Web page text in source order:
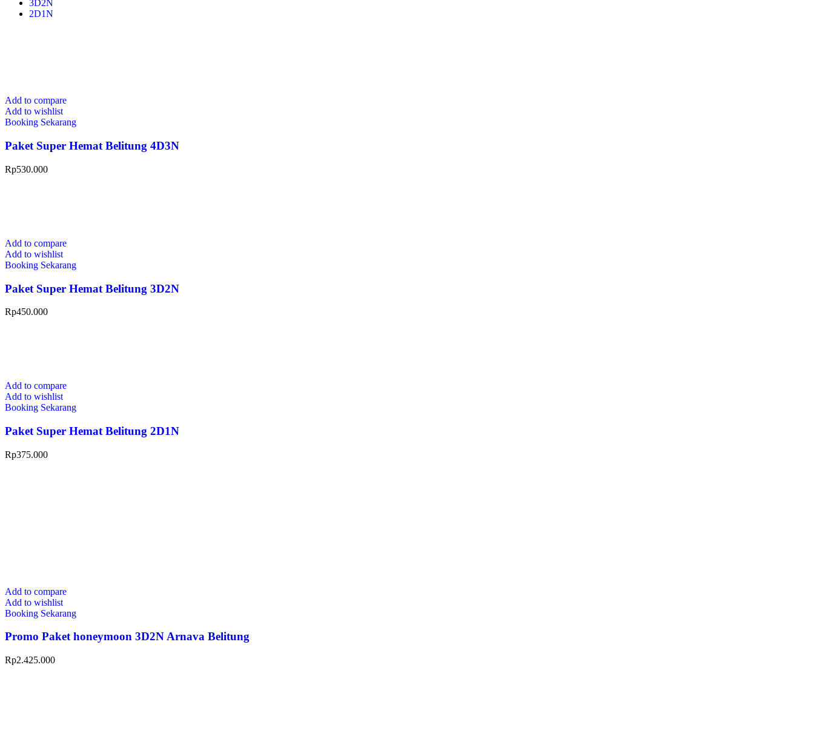
3D2N
2D1N
Add to compare
Add to wishlist
Booking Sekarang
Paket Super Hemat Belitung 4D3N
Rp530.000
Add to compare
Add to wishlist
Booking Sekarang
Paket Super Hemat Belitung 3D2N
Rp450.000
Add to compare
Add to wishlist
Booking Sekarang
Paket Super Hemat Belitung 2D1N
Rp375.000
Add to compare
Add to wishlist
Booking Sekarang
Promo Paket honeymoon 3D2N Arnava Belitung
Rp2.425.000